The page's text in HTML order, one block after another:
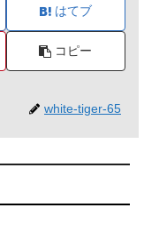
はてブ
コピー
white-tiger-65